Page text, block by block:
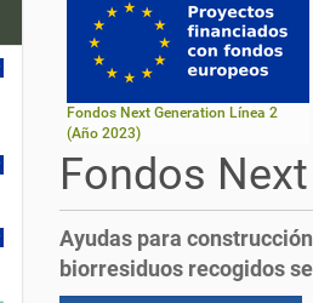
Fondos Next Generation Línea 2
(Año 2023)
Fondos
Ayudas para
biorresiduos recogidos